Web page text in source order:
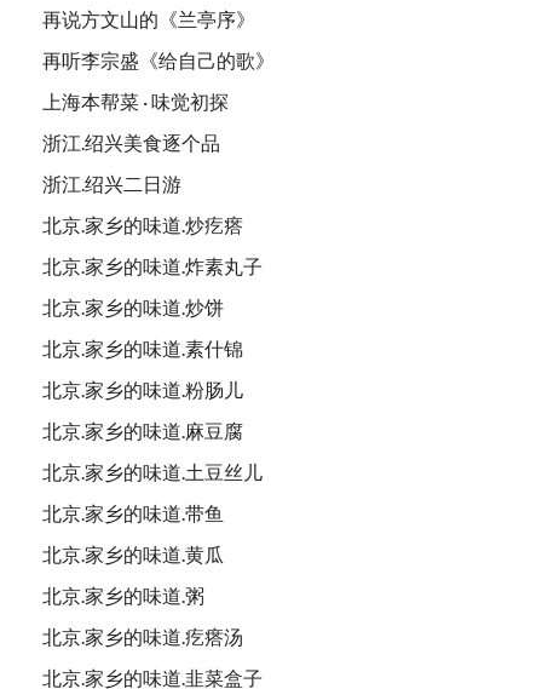
再说方文山的《兰亭序》
再听李宗盛《给自己的歌》
上海本帮菜 · 味觉初探
浙江.绍兴美食逐个品
浙江.绍兴二日游
北京.家乡的味道.炒疙瘩
北京.家乡的味道.炸素丸子
北京.家乡的味道.炒饼
北京.家乡的味道.素什锦
北京.家乡的味道.粉肠儿
北京.家乡的味道.麻豆腐
北京.家乡的味道.土豆丝儿
北京.家乡的味道.带鱼
北京.家乡的味道.黄瓜
北京.家乡的味道.粥
北京.家乡的味道.疙瘩汤
北京.家乡的味道.韭菜盒子